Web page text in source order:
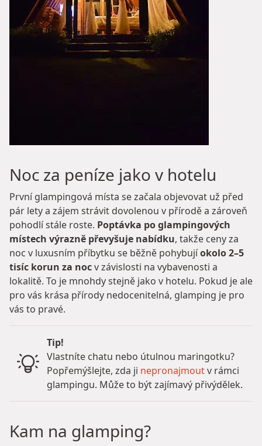
Noc za peníze jako v hotelu
První glampingová místa se začala objevovat už před
pár lety a zájem strávit dovolenou v přírodě a zároveň
pohodlí stále roste. Poptávka po glampingových
místech výrazně převyšuje nabídku, takže ceny za
noc v luxusním příbytku se běžně pohybujíokolo 2–5
tisíc korun za nocv závislosti na vybavenosti a
lokalitě. To je mnohdy stejně jako v hotelu. Pokud je ale
pro vás krása přírody nedocenitelná, glamping je pro
vás to pravé.
Tip!
Vlastníte chatu nebo útulnou maringotku?
Popřemýšlejte, zda ji nepronajmoutv rámci
glampingu. Může to být zajímavý přivýdělek.
Kam na glamping?